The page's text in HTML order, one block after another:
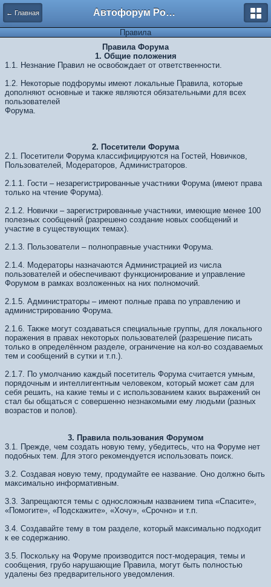
← Главная Автофорум Ростова-на-Дону
Правила
Правила Форума
1. Общие положения
1.1. Незнание Правил не освобождает от ответственности.
1.2. Некоторые подфорумы имеют локальные Правила, которые
дополняют основные и также являются обязательными для всех
пользователей
Форума.
2. Посетители Форума
2.1. Посетители Форума классифицируются на Гостей, Новичков,
Пользователей, Модераторов, Администраторов.
2.1.1. Гости – незарегистрированные участники Форума (имеют права
только на чтение Форума).
2.1.2. Новички – зарегистрированные участники, имеющие менее 100
полезных сообщений (разрешено создание новых сообщений и
участие в существующих темах).
2.1.3. Пользователи – полноправные участники Форума.
2.1.4. Модераторы назначаются Администрацией из числа
пользователей и обеспечивают функционирование и управление
Форумом в рамках возложенных на них полномочий.
2.1.5. Администраторы – имеют полные права по управлению и
администрированию Форума.
2.1.6. Также могут создаваться специальные группы, для локального
поражения в правах некоторых пользователей (разрешение писать
только в определённом разделе, ограничение на кол-во создаваемых
тем и сообщений в сутки и т.п.).
2.1.7. По умолчанию каждый посетитель Форума считается умным,
порядочным и интеллигентным человеком, который может сам для
себя решить, на какие темы и с использованием каких выражений он
стал бы общаться с совершенно незнакомыми ему людьми (разных
возрастов и полов).
3. Правила пользования Форумом
3.1. Прежде, чем создать новую тему, убедитесь, что на Форуме нет
подобных тем. Для этого рекомендуется использовать поиск.
3.2. Создавая новую тему, продумайте ее название. Оно должно быть
максимально информативным.
3.3. Запрещаются темы с односложным названием типа «Спасите»,
«Помогите», «Подскажите», «Хочу», «Срочно» и т.п.
3.4. Создавайте тему в том разделе, который максимально подходит
к ее содержанию.
3.5. Поскольку на Форуме производится пост-модерация, темы и
сообщения, грубо нарушающие Правила, могут быть полностью
удалены без предварительного уведомления.